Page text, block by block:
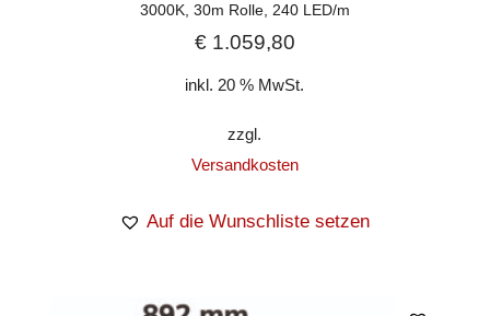
3000K, 30m Rolle, 240 LED/m
€1.059,80
inkl. 20 % MwSt.
zzgl.
Versandkosten
Auf die Wunschliste setzen